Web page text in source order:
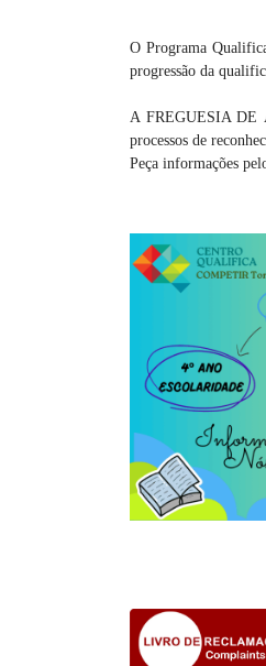
O Programa
progressão da
A FREGUESIA DE
processos de
Peça informações